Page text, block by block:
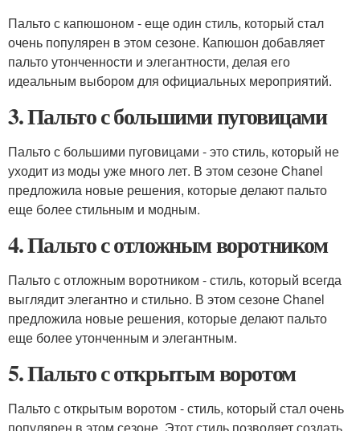
Пальто с капюшоном - еще один стиль, который стал
очень популярен в этом сезоне. Капюшон добавляет
пальто утонченности и элегантности, делая его
идеальным выбором для официальных мероприятий.
3. Пальто с большими пуговицами
Пальто с большими пуговицами - это стиль, который не
уходит из моды уже много лет. В этом сезоне Chanel
предложила новые решения, которые делают пальто
еще более стильным и модным.
4. Пальто с отложным воротником
Пальто с отложным воротником - стиль, который всегда
выглядит элегантно и стильно. В этом сезоне Chanel
предложила новые решения, которые делают пальто
еще более утонченным и элегантным.
5. Пальто с открытым воротом
Пальто с открытым воротом - стиль, который стал очень